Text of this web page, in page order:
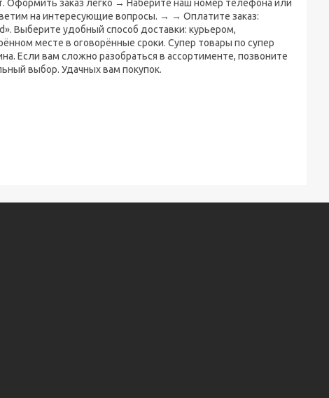
Оформить заказ легко → Наберите наш номер телефона или
на интересующие вопросы. → → Оплатите заказ:
Выберите удобный способ доставки: курьером,
месте в оговорённые сроки. Супер товары по супер
Если вам сложно разобраться в ассортименте, позвоните
выбор. Удачных вам покупок.